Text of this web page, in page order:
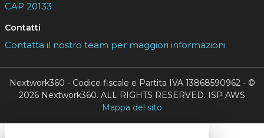
CAP 20133
Contatti
Contatta il nostro team per maggiori informazioni
Nextwork360 - Codice fiscale e Partita IVA 13868590962 - ©
2026 Nextwork360. ALL RIGHTS RESERVED. ISP AWS
Mappa del sito